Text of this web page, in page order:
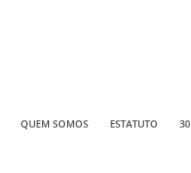
QUEM SOMOS ESTATUTO